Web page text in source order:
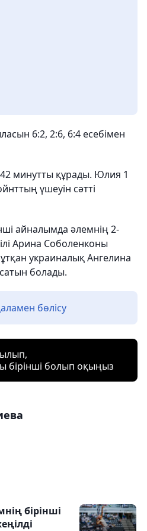
6:2, 2:6, 6:4 есебімен
минутты құрады. Юлия 1
үшеуін сәтті
айналымда әлемнің 2-
Арина Соболенконы
украиналық Ангелина
болады.
бөлісу
бірінші болып оқыңыз
бірінші